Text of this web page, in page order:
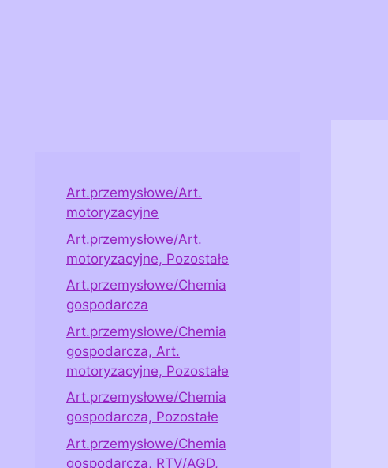
Art.przemysłowe/Art.
motoryzacyjne
Art.przemysłowe/Art.
motoryzacyjne, Pozostałe
Art.przemysłowe/Chemia
gospodarcza
Art.przemysłowe/Chemia
gospodarcza, Art.
motoryzacyjne, Pozostałe
Art.przemysłowe/Chemia
gospodarcza, Pozostałe
Art.przemysłowe/Chemia
gospodarcza, RTV/AGD,